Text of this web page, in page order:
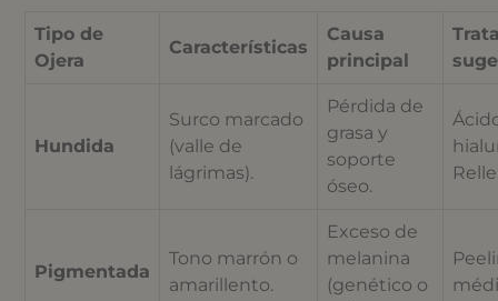
Tipo de
Ojera
Características
Causa
principal
Hundida
Surco marcado
(valle de
lágrimas).
Pérdida de
grasa y
soporte
óseo.
Pigmentada
Tono marrón o
amarillento.
Exceso de
melanina
(genético o